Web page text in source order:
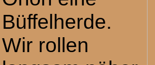
Büffelherde.
Wir rollen